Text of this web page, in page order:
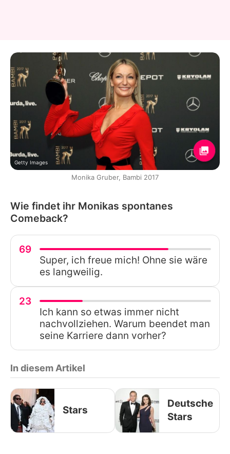
Getty Images
Monika Gruber, Bambi 2017
Wie findet ihr Monikas spontanes
Comeback?
69
Super, ich freue mich! Ohne sie wäre
es langweilig.
23
Ich kann so etwas immer nicht
nachvollziehen. Warum beendet man
seine Karriere dann vorher?
In diesem Artikel
Stars
Deutsche
Stars